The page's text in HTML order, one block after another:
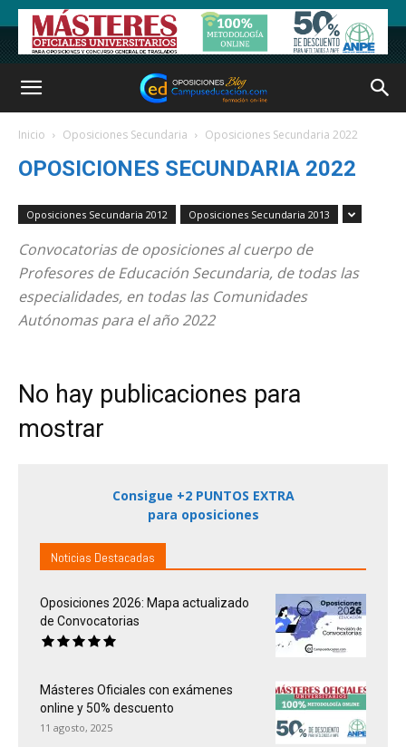
Inicio Oposiciones Secundaria Oposiciones Secundaria 2022
OPOSICIONES SECUNDARIA 2022
Oposiciones Secundaria 2012 Oposiciones Secundaria 2013
Convocatorias de oposiciones al cuerpo de
Profesores de Educación Secundaria, de todas las
especialidades, en todas las Comunidades
Autónomas para el año 2022
No hay publicaciones para
mostrar
Consigue +2 PUNTOS EXTRA
para oposiciones
Noticias Destacadas
Oposiciones 2026: Mapa actualizado
de Convocatorias
Másteres Oficiales con exámenes
online y 50% descuento
11 agosto, 2025